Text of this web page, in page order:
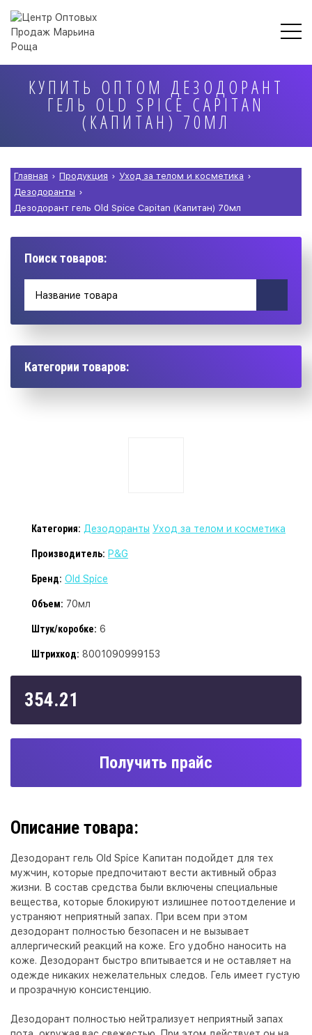
КУПИТЬ ОПТОМ ДЕЗОДОРАНТ
ГЕЛЬ OLD SPICE CAPITAN
(КАПИТАН) 70МЛ
Главная › Продукция › Уход за телом и косметика ›
Дезодоранты ›
Дезодорант гель Old Spice Capitan (Капитан) 70мл
Поиск товаров:
Категории товаров:
Категория: Дезодоранты Уход за телом и косметика
Производитель: P&G
Бренд: Old Spice
Объем: 70мл
Штук/коробке: 6
Штрихкод: 8001090999153
354.21
Получить прайс
Описание товара:
Дезодорант гель Old Spice Капитан подойдет для тех
мужчин, которые предпочитают вести активный образ
жизни. В состав средства были включены специальные
вещества, которые блокируют излишнее потоотделение и
устраняют неприятный запах. При всем при этом
дезодорант полностью безопасен и не вызывает
аллергический реакций на коже. Его удобно наносить на
коже. Дезодорант быстро впитывается и не оставляет на
одежде никаких нежелательных следов. Гель имеет густую
и прозрачную консистенцию.
Дезодорант полностью нейтрализует неприятный запах